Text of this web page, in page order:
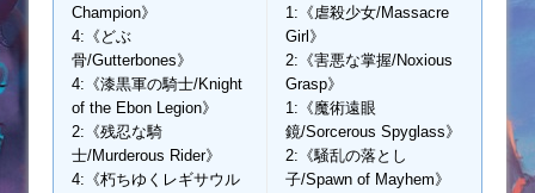
Champion》
4:《どぶ
骨/Gutterbones》
4:《漆黒軍の騎士/Knight
of the Ebon Legion》
2:《残忍な騎
士/Murderous Rider》
4:《朽ちゆくレギサウル
1:《虐殺少女/Massacre
Girl》
2:《害悪な掌握/Noxious
Grasp》
1:《魔術遠眼
鏡/Sorcerous Spyglass》
2:《騒乱の落とし
子/Spawn of Mayhem》